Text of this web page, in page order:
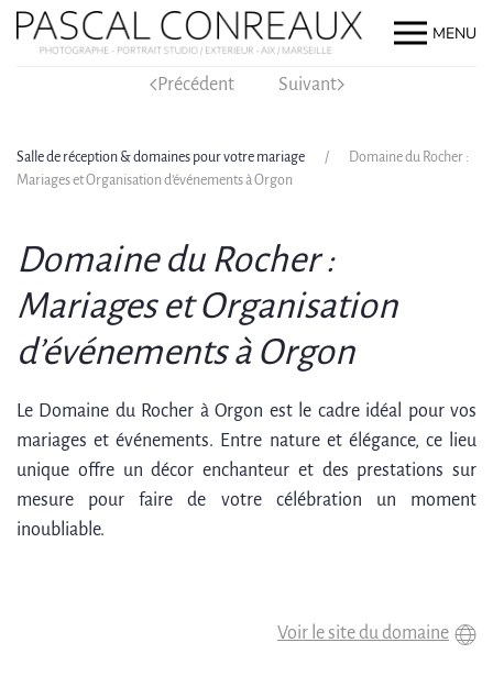
MENU
Précédent Suivant
Salle de réception & domaines pour votre mariage
Domaine du Rocher :
Mariages et Organisation d’événements à Orgon
Domaine du Rocher :
Mariages et Organisation
d’événements à Orgon
Le Domaine du Rocher à Orgon est le cadre idéal pour vos
mariages et événements. Entre nature et élégance, ce lieu
unique offre un décor enchanteur et des prestations sur
mesure pour faire de votre célébration un moment
inoubliable.
Voir le site du domaine